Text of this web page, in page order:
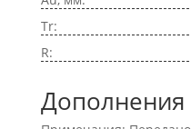
Tr:
R:
Дополнения